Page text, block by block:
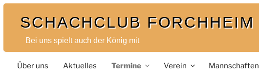
Zum
Inhalt
springenSCHACHCLUB FORCHHEIM
Bei uns spielt auch der König mit
Über uns Aktuelles Termine Verein Mannschaften